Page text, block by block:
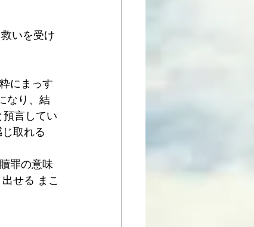
いを受け
にまっす
なり、結
預言してい
取れる
罪の意味
せる まこ